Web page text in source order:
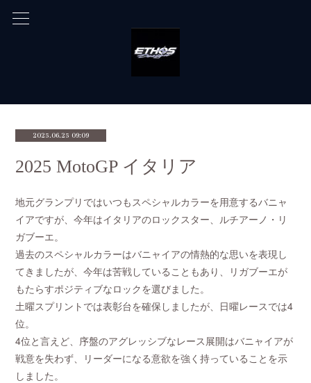
2025.06.25 09:09
2025 MotoGP イタリア
地元グランプリではいつもスペシャルカラーを用意するバニャ
イアですが、今年はイタリアのロックスター、ルチアーノ・リ
ガブーエ。
過去のスペシャルカラーはバニャイアの情熱的な思いを表現し
てきましたが、今年は苦戦していることもあり、リガブーエが
もたらすポジティブなロックを選びました。
土曜スプリントでは表彰台を確保しましたが、日曜レースでは4
位。
4位と言えど、序盤のアグレッシブなレース展開はバニャイアが
戦意を失わず、リーダーになる意欲を強く持っていることを示
しました。